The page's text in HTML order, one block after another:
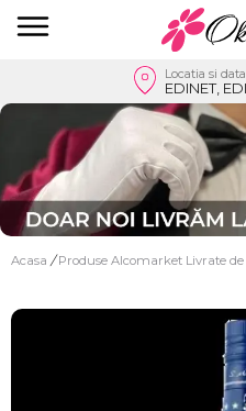
Locatia si
EDINET,
Acasa / Produse Alcomarket Livrate